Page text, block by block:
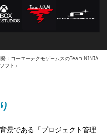
：コーエーテクモゲームスのTeam NINJA
フト）
景である「プロジェクト管理